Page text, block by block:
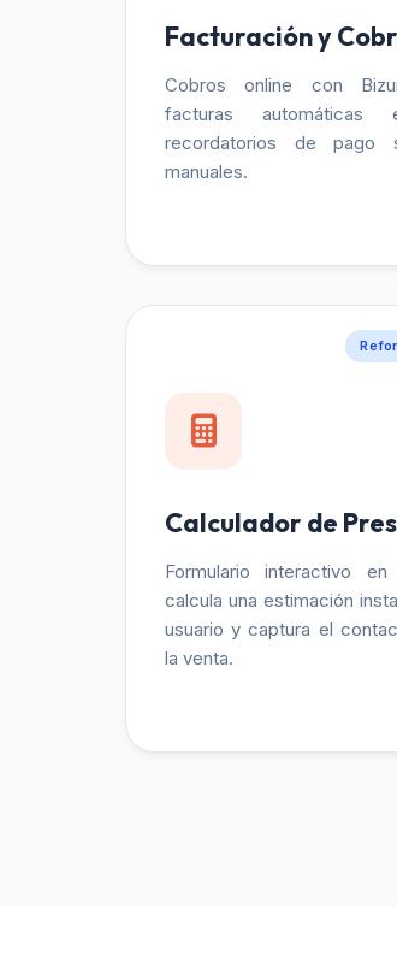
Facturación y
Cobros online con
facturas
recordatorios de pago
manuales.
Calculador de
Formulario interactivo
calcula una estimación
usuario y captura el
la venta.